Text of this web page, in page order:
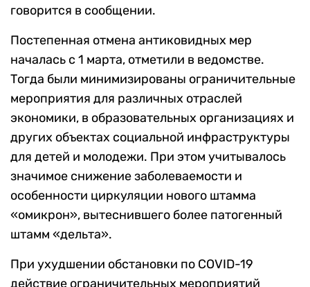
говорится в сообщении.
Постепенная отмена антиковидных мер
началась с 1 марта, отметили в ведомстве.
Тогда были минимизированы ограничительные
мероприятия для различных отраслей
экономики, в образовательных организациях и
других объектах социальной инфраструктуры
для детей и молодежи. При этом учитывалось
значимое снижение заболеваемости и
особенности циркуляции нового штамма
«омикрон», вытеснившего более патогенный
штамм «дельта».
При ухудшении обстановки по COVID-19
действие ограничительных мероприятий